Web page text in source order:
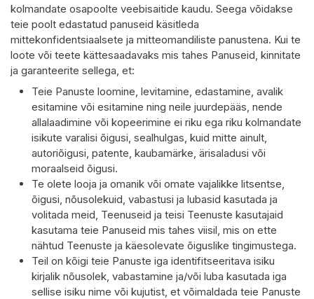
kolmandate osapoolte veebisaitide kaudu. Seega võidakse
teie poolt edastatud panuseid käsitleda
mittekonfidentsiaalsete ja mitteomandiliste panustena. Kui te
loote või teete kättesaadavaks mis tahes Panuseid, kinnitate
ja garanteerite sellega, et:
Teie Panuste loomine, levitamine, edastamine, avalik
esitamine või esitamine ning neile juurdepääs, nende
allalaadimine või kopeerimine ei riku ega riku kolmandate
isikute varalisi õigusi, sealhulgas, kuid mitte ainult,
autoriõigusi, patente, kaubamärke, ärisaladusi või
moraalseid õigusi.
Te olete looja ja omanik või omate vajalikke litsentse,
õigusi, nõusolekuid, vabastusi ja lubasid kasutada ja
volitada meid, Teenuseid ja teisi Teenuste kasutajaid
kasutama teie Panuseid mis tahes viisil, mis on ette
nähtud Teenuste ja käesolevate õiguslike tingimustega.
Teil on kõigi teie Panuste iga identifitseeritava isiku
kirjalik nõusolek, vabastamine ja/või luba kasutada iga
sellise isiku nime või kujutist, et võimaldada teie Panuste